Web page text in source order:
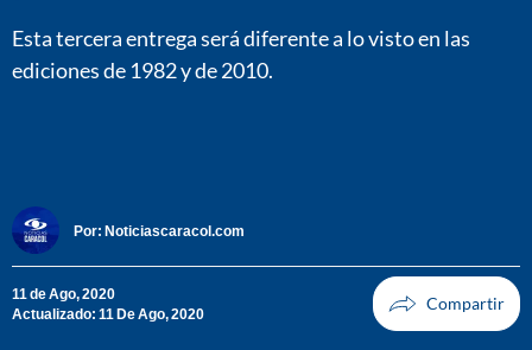
Esta tercera entrega será diferente a lo visto en las
ediciones de 1982 y de 2010.
Por: Noticiascaracol.com
11 de Ago, 2020
Actualizado: 11 De Ago, 2020